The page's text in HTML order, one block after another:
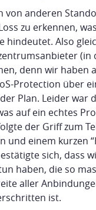
von anderen
zu erkennen,
hindeutet. Also
(in
denn wir haben
Protection über
Plan. Leider war
auf ein echtes
der Griff zum
und einem kurzen
sich, dass
haben, die so
aller
ist.